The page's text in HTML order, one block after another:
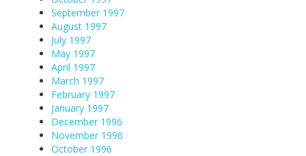
September 1997
August 1997
July 1997
May 1997
April 1997
March 1997
February 1997
January 1997
December 1996
November 1996
October 1996